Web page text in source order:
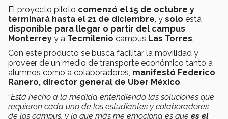
El proyecto piloto comenzó el 15 de octubre y
terminará hasta el 21 de diciembre , y solo está
disponible para llegar o partir del campus
Monterrey y a Tecmilenio campus Las Torres.
Con este producto se busca facilitar la movilidad y
proveer de un medio de transporte económico tanto a
alumnos como a colaboradores, manifestó Federico
Ranero, director general de Uber México.
“Está hecho a la medida entendiendo las soluciones que
requieren cada uno de los estudiantes y colaboradores
de los campus, y lo que más me emociona es que es el